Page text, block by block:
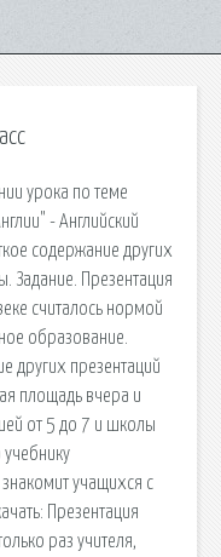
урока по теме
- Английский
содержание других
Задание. Презентация
считалось нормой
образование.
других презентаций
площадь вчера и
от 5 до 7 и школы
учащихся с
Презентация
раз учителя,